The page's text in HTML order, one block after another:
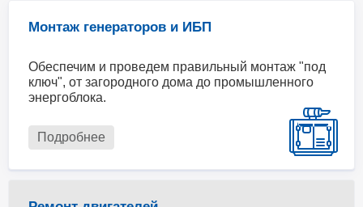
Монтаж генераторов и ИБП
Обеспечим и проведем правильный монтаж "под
ключ", от загородного дома до промышленного
энергоблока.
Подробнее